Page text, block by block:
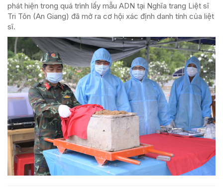
phát hiện trong quá trình lấy mẫu ADN tại Nghĩa trang Liệt sĩ
Tri Tôn (An Giang) đã mở ra cơ hội xác định danh tính của liệt
sĩ.